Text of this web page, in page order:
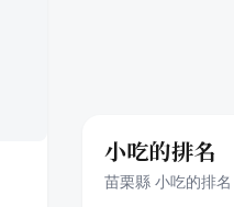
小吃的排名
苗栗縣 小吃的排名